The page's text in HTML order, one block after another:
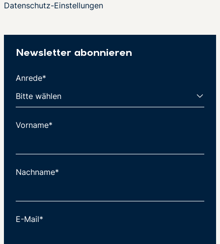
Datenschutz-Einstellungen
Newsletter abonnieren
Anrede*
Vorname*
Nachname*
E-Mail*